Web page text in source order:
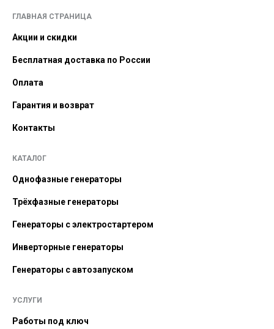
ГЛАВНАЯ СТРАНИЦА
Акции и скидки
Бесплатная доставка по России
Оплата
Гарантия и возврат
Контакты
КАТАЛОГ
Однофазные генераторы
Трёхфазные генераторы
Генераторы с электростартером
Инверторные генераторы
Генераторы с автозапуском
УСЛУГИ
Работы под ключ